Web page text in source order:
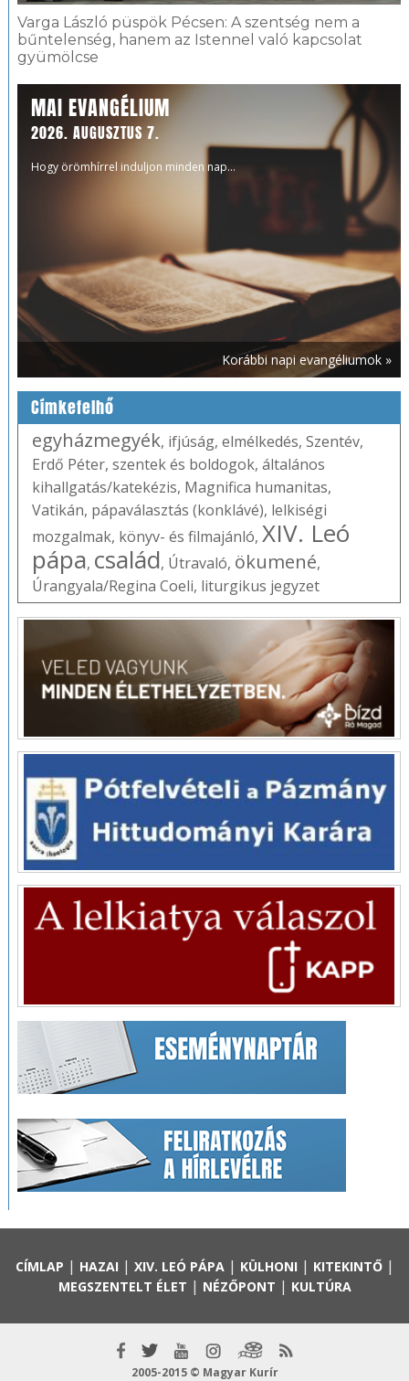
Varga László püspök Pécsen: A szentség nem a
bűntelenség, hanem az Istennel való kapcsolat
gyümölcse
MAI EVANGÉLIUM
2026. AUGUSZTUS 7.
Hogy örömhírrel induljon minden nap...
Korábbi napi evangéliumok »
Címkefelhő
egyházmegyék, ifjúság, elmélkedés, Szentév,
Erdő Péter, szentek és boldogok, általános
kihallgatás/katekézis, Magnifica humanitas,
Vatikán, pápaválasztás (konklávé), lelkiségi
mozgalmak, könyv- és filmajánló, XIV. Leó
pápa, család, Útravaló, ökumené,
Úrangyala/Regina Coeli, liturgikus jegyzet
CÍMLAP | HAZAI | XIV. LEÓ PÁPA| KÜLHONI | KITEKINTŐ|
MEGSZENTELT ÉLET | NÉZŐPONT | KULTÚRA
2005-2015 © Magyar Kurír